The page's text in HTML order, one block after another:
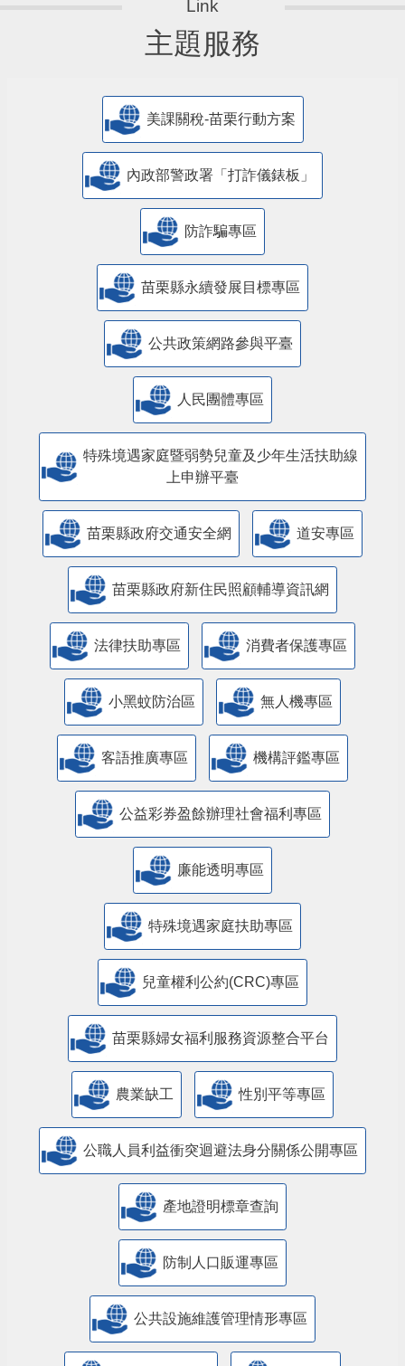
主題服務
美課關稅-苗栗行動方案
內政部警政署「打詐儀錶板」
防詐騙專區
苗栗縣永續發展目標專區
公共政策網路參與平臺
人民團體專區
特殊境遇家庭暨弱勢兒童及少年生活扶助線
上申辦平臺
苗栗縣政府交通安全網 道安專區
苗栗縣政府新住民照顧輔導資訊網
法律扶助專區 消費者保護專區
小黑蚊防治區 無人機專區
客語推廣專區 機構評鑑專區
公益彩券盈餘辦理社會福利專區
廉能透明專區
特殊境遇家庭扶助專區
兒童權利公約(CRC)專區
苗栗縣婦女福利服務資源整合平台
農業缺工 性別平等專區
公職人員利益衝突迴避法身分關係公開專區
產地證明標章查詢
防制人口販運專區
​公共設施維護管理情形專區